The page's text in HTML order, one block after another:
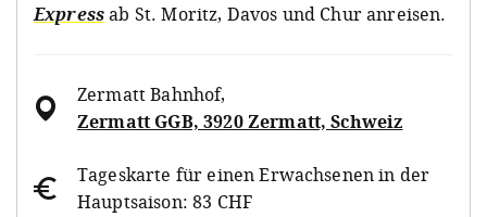
Expressab St. Moritz, Davos und Chur anreisen.
Zermatt Bahnhof,
Zermatt GGB, 3920 Zermatt, Schweiz
Tageskarte für einen Erwachsenen in der
Hauptsaison: 83 CHF